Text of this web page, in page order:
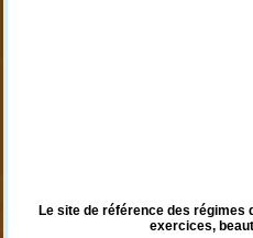
Le site de référence des régimes
exercices,